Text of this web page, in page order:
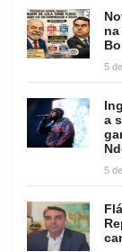
5
a
5